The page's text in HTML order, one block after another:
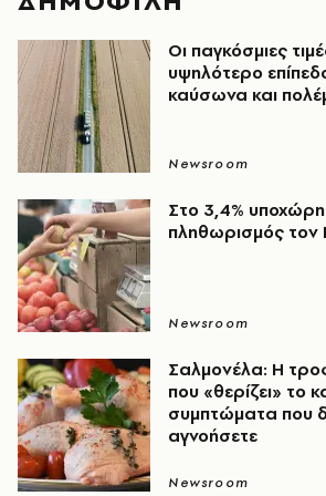
Οι παγκόσμιες
υψηλότερο
καύσωνα και
Newsroom
Στο 3,4%
πληθωρισμός τον
Newsroom
Σαλμονέλα: Η
που «θερίζει» το
συμπτώματα που
αγνοήσετε
Newsroom